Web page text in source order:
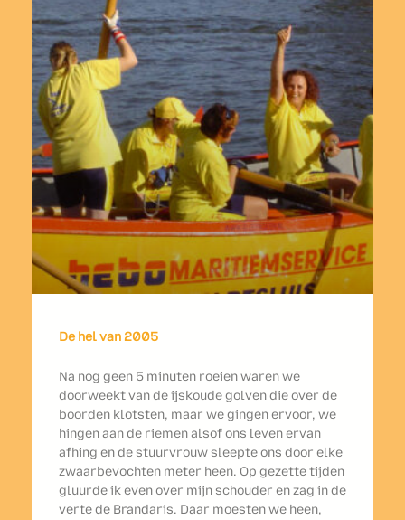
De hel van 2005
Na nog geen 5 minuten roeien waren we
doorweekt van de ijskoude golven die over de
boorden klotsten, maar we gingen ervoor, we
hingen aan de riemen alsof ons leven ervan
afhing en de stuurvrouw sleepte ons door elke
zwaarbevochten meter heen. Op gezette tijden
gluurde ik even over mijn schouder en zag in de
verte de Brandaris. Daar moesten we heen,